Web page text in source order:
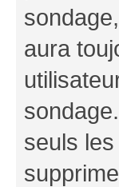
aura
seuls